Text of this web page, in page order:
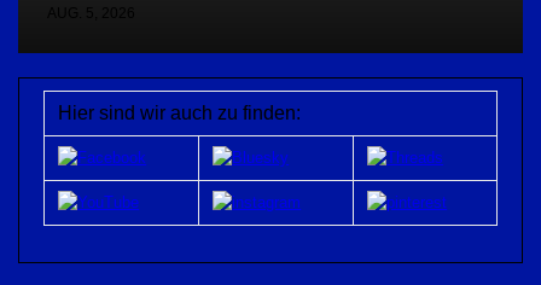
Hier sind wir auch zu finden: